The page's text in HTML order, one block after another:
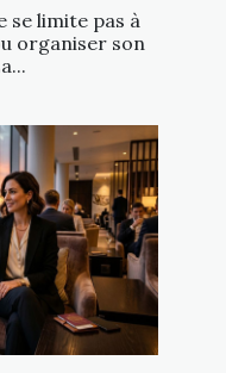
se limite pas à
organiser son